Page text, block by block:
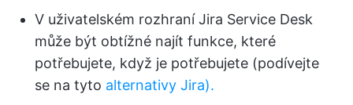
V uživatelském rozhraní Jira Service Desk
může být obtížné najít funkce, které
potřebujete, když je potřebujete (podívejte
se na tyto alternativy Jira).